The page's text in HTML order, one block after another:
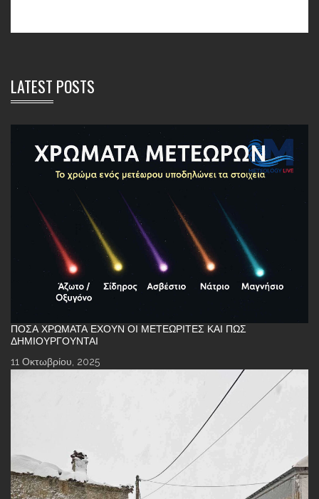
LATEST POSTS
ΠΌΣΑ ΧΡΏΜΑΤΑ ΈΧΟΥΝ ΟΙ ΜΕΤΕΩΡΊΤΕΣ ΚΑΙ ΠΏΣ
ΔΗΜΙΟΥΡΓΟΎΝΤΑΙ
11 Οκτωβρίου, 2025